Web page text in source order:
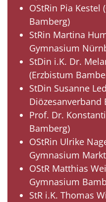
OStRin Pia Kestel
Bamberg)
StRin Martina
Gymnasium
StDin i.K. Dr.
(Erzbistum
StDin Susanne
Diözesanverband
Prof. Dr.
Bamberg)
OStRin Ulrike
Gymnasium
OStR Matthias
Gymnasium
StR i.K. Thomas